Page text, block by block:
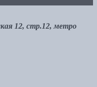
12, стр.12, метро